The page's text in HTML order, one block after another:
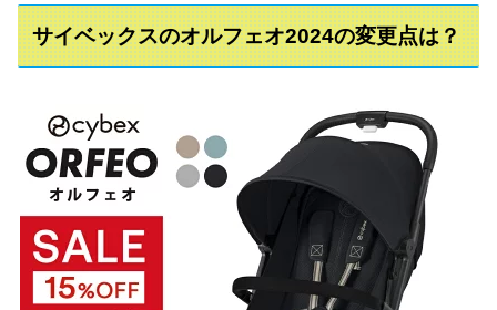
サイベックスのオルフェオ2024の変更点は？